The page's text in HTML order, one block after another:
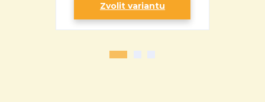
Zvolit variantu